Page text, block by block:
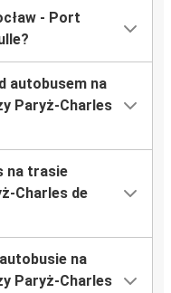
- Port
autobusem na
Paryż-Charles
na trasie
Charles de
na
Paryż-Charles